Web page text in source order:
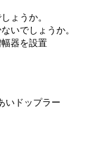
ょうか。
いでしょうか。
器を設置
いドップラー